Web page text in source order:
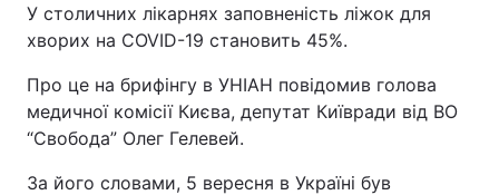
У столичних лікарнях заповненість ліжок для
хворих на COVID-19 становить 45%.
Про це на брифінгу в УНІАН повідомив голова
медичної комісії Києва, депутат Київради від ВО
“Свобода” Олег Гелевей.
За його словами, 5 вересня в Україні був